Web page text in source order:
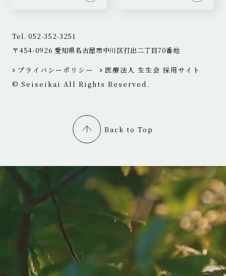
Tel. 052-352-3251
〒454-0926 愛知県名古屋市中川区打出二丁目70番地
プライバシーポリシー
医療法人 生生会 採用サイト
© Seiseikai All Rights Reserved.
Back to Top